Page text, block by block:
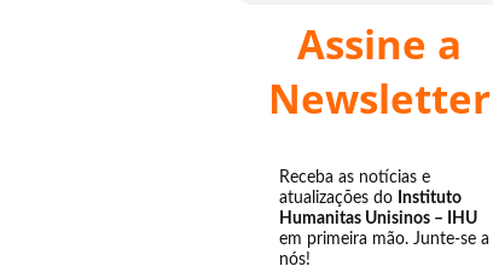
Assine a
Newsletter
Receba as notícias e
atualizações do Instituto
Humanitas Unisinos – IHU
em primeira mão. Junte-se a
nós!